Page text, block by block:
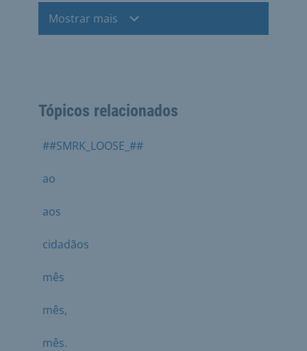
Mostrar mais
Tópicos relacionados
##SMRK_LOOSE_##
ao
aos
cidadãos
mês
mês,
mês.